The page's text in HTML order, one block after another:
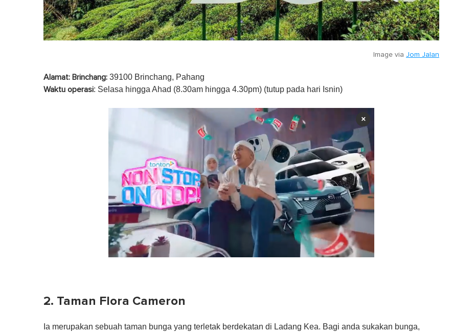
Image via Jom Jalan
Alamat: Brinchang: 39100 Brinchang, Pahang
Waktu operasi: Selasa hingga Ahad (8.30am hingga 4.30pm) (tutup pada hari Isnin)
×
t
2. Taman Flora Cameron
Ia merupakan sebuah taman bunga yang terletak berdekatan di Ladang Kea. Bagi anda sukakan bunga,